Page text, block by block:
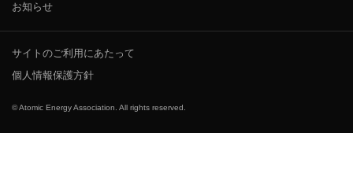
お知らせ
サイトのご利用にあたって
個人情報保護方針
© Atomic Energy Association. All rights reserved.